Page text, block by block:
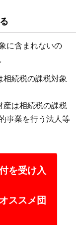
に含まれないの
相続税の課税対象
産は相続税の課税
事業を行う法人等
を受け入
ススメ団